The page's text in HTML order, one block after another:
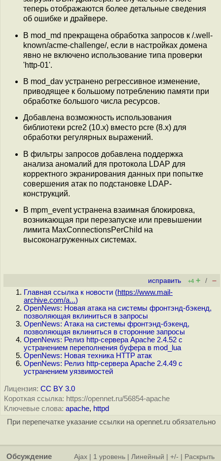
теперь отображаются более детальные сведения
об ошибке и драйвере.
В mod_md прекращена обработка запросов к /.well-
known/acme-challenge/, если в настройках домена
явно не включено использование типа проверки
'http-01'.
В mod_dav устранено регрессивное изменение,
приводящее к большому потреблению памяти при
обработке большого числа ресурсов.
Добавлена возможность использования
библиотеки pcre2 (10.x) вместо pcre (8.x) для
обработки регулярных выражений.
В фильтры запросов добавлена поддержка
анализа аномалий для протокола LDAP для
корректного экранирования данных при попытке
совершения атак по подстановке LDAP-
конструкций.
В mpm_event устранена взаимная блокировка,
возникающая при перезапуске или превышении
лимита MaxConnectionsPerChild на
высоконагруженных системах.
исправить +4 + / –
Главная ссылка к новости (https://www.mail-
archive.com/a...)
OpenNews: Новая атака на системы фронтэнд-бэкенд,
позволяющая вклиниться в запросы
OpenNews: Атака на системы фронтэнд-бэкенд,
позволяющая вклиниться в сторонние запросы
OpenNews: Релиз http-сервера Apache 2.4.52 с
устранением переполнения буфера в mod_lua
OpenNews: Новая техника HTTP атак
OpenNews: Релиз http-сервера Apache 2.4.49 с
устранением уязвимостей
Лицензия: CC BY 3.0
Короткая ссылка: https://opennet.ru/56854-apache
Ключевые слова: apache, httpd
При перепечатке указание ссылки на opennet.ru обязательно
Обсуждение
Ajax 1 уровень Линейный +/-
Раскрыть